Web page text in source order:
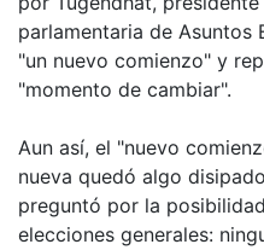
parlamentaria de
"un nuevo comienzo" y
"momento de cambiar".
Aun así, el "nuevo
nueva quedó algo
preguntó por la
elecciones generales: